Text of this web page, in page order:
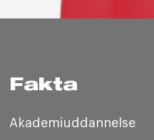
Fakta
Akademiuddannelse